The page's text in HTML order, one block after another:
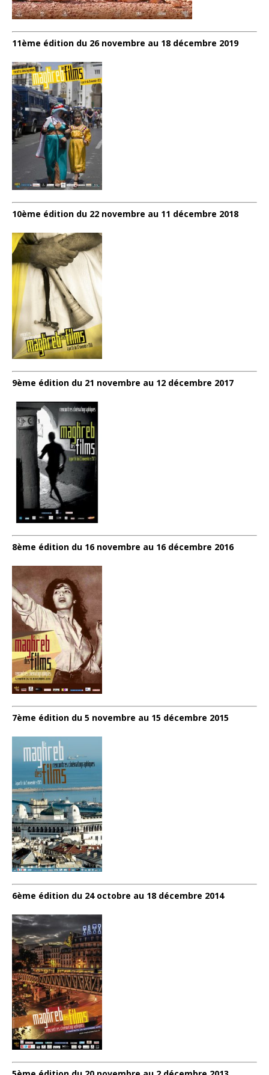
11ème édition du 26 novembre au 18 décembre 2019
10ème édition du 22 novembre au 11 décembre 2018
9ème édition du 21 novembre au 12 décembre 2017
8ème édition du 16 novembre au 16 décembre 2016
7ème édition du 5 novembre au 15 décembre 2015
6ème édition du 24 octobre au 18 décembre 2014